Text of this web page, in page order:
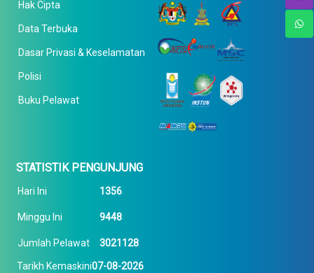
Hak Cipta
Data Terbuka
Dasar Privasi & Keselamatan
Polisi
Buku Pelawat
STATISTIK PENGUNJUNG
Hari Ini 1356
Minggu Ini 9448
Jumlah Pelawat 3021128
Tarikh Kemaskini07-08-2026